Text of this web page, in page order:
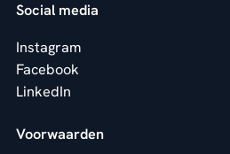
Social media
Instagram
Facebook
LinkedIn
Voorwaarden